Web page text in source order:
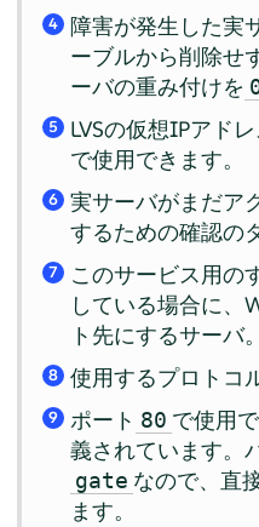
4
障害が発生した実
ーブルから削除せ
ーバの重み付けを
5 LVSの仮想IPアド
で使用できます。
6
実サーバがまだア
するための確認の
7
このサービス用の
している場合に、
ト先にするサーバ。
8 使用するプロトコル
9 ポート 80 で使用
義されています。
gate なので、直
ます。